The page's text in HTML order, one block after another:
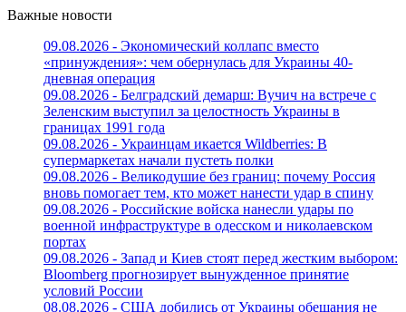
Важные новости
09.08.2026 - Экономический коллапс вместо
«принуждения»: чем обернулась для Украины 40-
дневная операция
09.08.2026 - Белградский демарш: Вучич на встрече с
Зеленским выступил за целостность Украины в
границах 1991 года
09.08.2026 - Украинцам икается Wildberries: В
супермаркетах начали пустеть полки
09.08.2026 - Великодушие без границ: почему Россия
вновь помогает тем, кто может нанести удар в спину
09.08.2026 - Российские войска нанесли удары по
военной инфраструктуре в одесском и николаевском
портах
09.08.2026 - Запад и Киев стоят перед жестким выбором:
Bloomberg прогнозирует вынужденное принятие
условий России
08.08.2026 - США добились от Украины обещания не